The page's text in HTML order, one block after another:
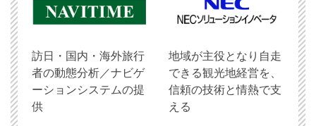
訪日・国内・海外旅行
者の動態分析／ナビゲ
ーションシステムの提
供
地域が主役となり自走
できる観光地経営を、
信頼の技術と情熱で支
える